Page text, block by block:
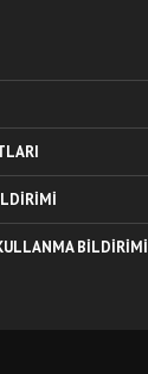
BILDIRIMI